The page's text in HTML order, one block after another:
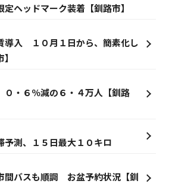
ヘッドマーク装着【釧路市】
導入 １０月１日から、簡素化し
０・６％減の６・４万人【釧路
予測、１５日最大１０キロ
間バスも順調 お盆予約状況【釧